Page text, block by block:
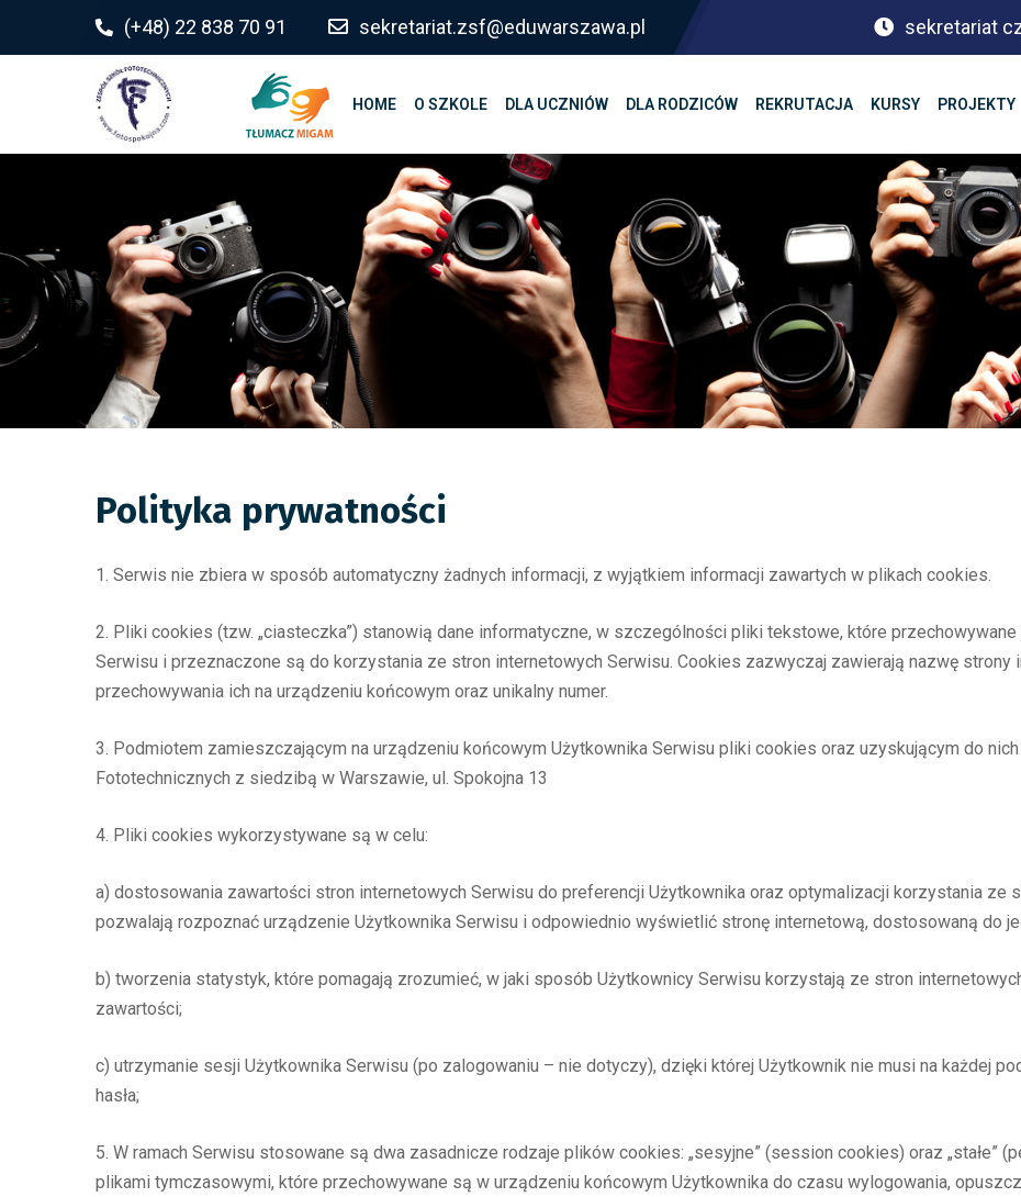
(+48) 22 838 70 91 sekretariat.zsf@eduwarszawa.pl sekretariat
HOME O SZKOLE DLA UCZNIÓW DLA RODZICÓW REKRUTACJA KURSY PROJEKTY
Polityka prywatności
1. Serwis nie zbiera w sposób automatyczny żadnych informacji, z wyjątkiem informacji zawartych w plikach cookies.
2. Pliki cookies (tzw. „ciasteczka”) stanowią dane informatyczne, w szczególności pliki tekstowe, które
Serwisu i przeznaczone są do korzystania ze stron internetowych Serwisu. Cookies zazwyczaj zawierają nazwę strony
przechowywania ich na urządzeniu końcowym oraz unikalny numer.
3. Podmiotem zamieszczającym na urządzeniu końcowym Użytkownika Serwisu pliki cookies oraz uzyskującym do
Fototechnicznych z siedzibą w Warszawie, ul. Spokojna 13
4. Pliki cookies wykorzystywane są w celu:
a) dostosowania zawartości stron internetowych Serwisu do preferencji Użytkownika oraz optymalizacji korzystania ze
pozwalają rozpoznać urządzenie Użytkownika Serwisu i odpowiednio wyświetlić stronę internetową, dostosowaną do
b) tworzenia statystyk, które pomagają zrozumieć, w jaki sposób Użytkownicy Serwisu korzystają ze stron
zawartości;
c) utrzymanie sesji Użytkownika Serwisu (po zalogowaniu – nie dotyczy), dzięki której Użytkownik nie musi na każdej
hasła;
5. W ramach Serwisu stosowane są dwa zasadnicze rodzaje plików cookies: „sesyjne” (session cookies) oraz „stałe”
plikami tymczasowymi, które przechowywane są w urządzeniu końcowym Użytkownika do czasu wylogowania,